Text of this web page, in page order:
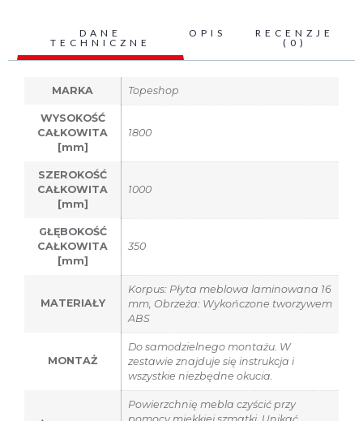
DANE
TECHNICZNE
OPIS
RECENZJE
(0)
MARKA Topeshop
WYSOKOŚĆ
CAŁKOWITA
[mm]
1800
SZEROKOŚĆ
CAŁKOWITA
[mm]
1000
GŁĘBOKOŚĆ
CAŁKOWITA
[mm]
350
MATERIAŁY
Korpus: Płyta meblowa laminowana 16
mm, Obrzeża: Wykończone tworzywem
ABS
MONTAŻ
Do samodzielnego montażu. W
zestawie znajduje się instrukcja i
wszystkie niezbędne okucia.
Powierzchnię mebla czyścić przy